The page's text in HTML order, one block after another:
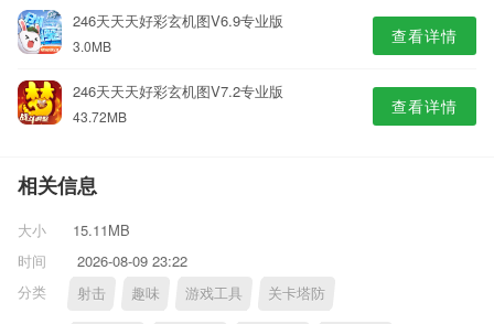
246天天天好彩玄机图V6.9专业版
3.0MB 查看详情
246天天天好彩玄机图V7.2专业版
43.72MB 查看详情
相关信息
大小
15.11MB
时间
2026-08-09 23:22
分类
射击 趣味 游戏工具 关卡塔防